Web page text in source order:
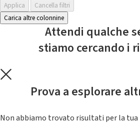
Applica
Cancella filtri
Carica altre colonnine
Attendi qualche
stiamo cercando i
Prova a esplorare
Non abbiamo trovato risultati per la tua